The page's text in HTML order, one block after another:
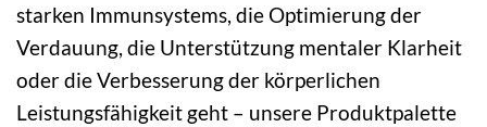
starken Immunsystems, die Optimierung der
Verdauung, die Unterstützung mentaler Klarheit
oder die Verbesserung der körperlichen
Leistungsfähigkeit geht – unsere Produktpalette